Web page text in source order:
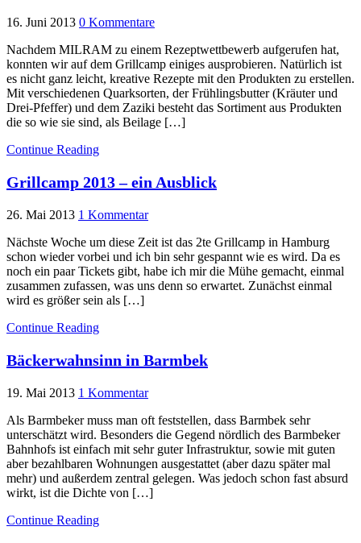
16. Juni 2013 0 Kommentare
Nachdem MILRAM zu einem Rezeptwettbewerb aufgerufen hat,
konnten wir auf dem Grillcamp einiges ausprobieren. Natürlich ist
es nicht ganz leicht, kreative Rezepte mit den Produkten zu erstellen.
Mit verschiedenen Quarksorten, der Frühlingsbutter (Kräuter und
Drei-Pfeffer) und dem Zaziki besteht das Sortiment aus Produkten
die so wie sie sind, als Beilage […]
Continue Reading
Grillcamp 2013 – ein Ausblick
26. Mai 2013 1 Kommentar
Nächste Woche um diese Zeit ist das 2te Grillcamp in Hamburg
schon wieder vorbei und ich bin sehr gespannt wie es wird. Da es
noch ein paar Tickets gibt, habe ich mir die Mühe gemacht, einmal
zusammen zufassen, was uns denn so erwartet. Zunächst einmal
wird es größer sein als […]
Continue Reading
Bäckerwahnsinn in Barmbek
19. Mai 2013 1 Kommentar
Als Barmbeker muss man oft feststellen, dass Barmbek sehr
unterschätzt wird. Besonders die Gegend nördlich des Barmbeker
Bahnhofs ist einfach mit sehr guter Infrastruktur, sowie mit guten
aber bezahlbaren Wohnungen ausgestattet (aber dazu später mal
mehr) und außerdem zentral gelegen. Was jedoch schon fast absurd
wirkt, ist die Dichte von […]
Continue Reading